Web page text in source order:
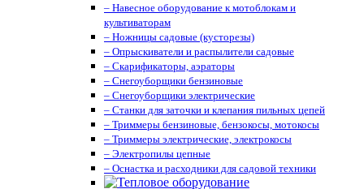
– Навесное оборудование к мотоблокам и
культиваторам
– Ножницы садовые (кусторезы)
– Опрыскиватели и распылители садовые
– Скарификаторы, аэраторы
– Снегоуборщики бензиновые
– Снегоуборщики электрические
– Станки для заточки и клепания пильных цепей
– Триммеры бензиновые, бензокосы, мотокосы
– Триммеры электрические, электрокосы
– Электропилы цепные
– Оснастка и расходники для садовой техники